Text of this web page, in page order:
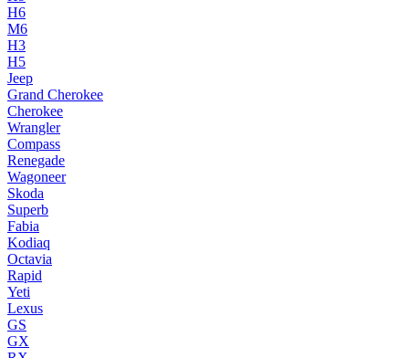
H6
M6
H3
H5
Jeep
Grand Cherokee
Cherokee
Wrangler
Compass
Renegade
Wagoneer
Skoda
Superb
Fabia
Kodiaq
Octavia
Rapid
Yeti
Lexus
GS
GX